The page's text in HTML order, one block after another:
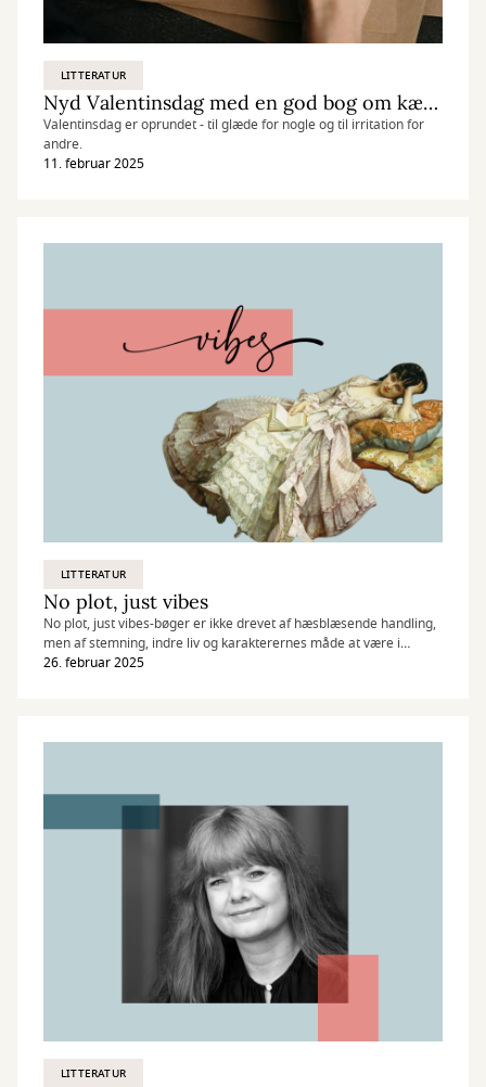
LITTERATUR
Nyd Valentinsdag med en god bog om kærlighed
Valentinsdag er oprundet - til glæde for nogle og til irritation for
andre.
11. februar 2025
LITTERATUR
No plot, just vibes
No plot, just vibes-bøger er ikke drevet af hæsblæsende handling,
men af stemning, indre liv og karakterernes måde at være i
verden på.
26. februar 2025
LITTERATUR